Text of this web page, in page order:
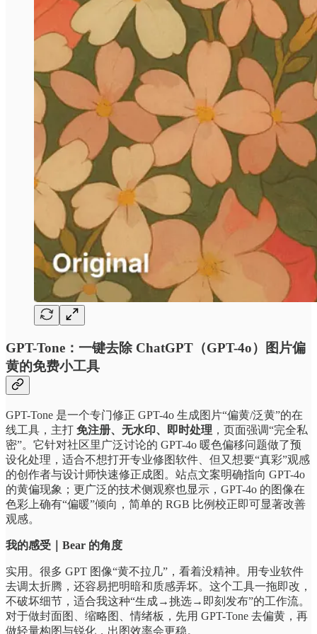
GPT-Tone：一键去除 ChatGPT（GPT-4o）图片偏
黄的免费小工具
GPT-Tone 是一个专门修正 GPT-4o 生成图片“偏黄/泛黄”的在
线工具，主打 免注册、无水印、即时处理 ，页面强调“完全私
密”。它针对社区里广泛讨论的 GPT-4o 暖色偏移问题做了预
设化处理，适合不想打开专业修图软件、但又想要“真彩”观感
的创作者与设计师快速修正成图。站点文案明确指向 GPT-4o
的黄偏现象；更广泛的技术侧观察也显示，GPT-4o 的图像在
色彩上确有“偏暖”倾向，简单的 RGB 比例校正即可显著改善
观感。
我的感受｜Bear 的角度
实用。很多 GPT 图像“黄不拉几”，看着没精神。用专业软件
去调太折腾，还容易把明暗和质感弄坏。这个工具一拖即改，
不破坏细节，适合我这种“生成→挑选→即刻发布”的工作流。
对于做封面图、缩略图、情绪板，先用 GPT-Tone 去偏黄，再
做轻量构图与锐化，出图效率会更稳。